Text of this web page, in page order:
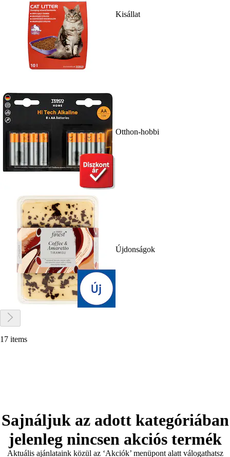
Kisállat
Otthon-hobbi
Újdonságok
17 items
Sajnáljuk az adott kategóriában
jelenleg nincsen akciós termék
Aktuális ajánlataink közül az ‘Akciók’ menüpont alatt válogathatsz